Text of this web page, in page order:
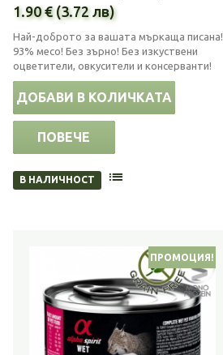
1.90 € (3.72 лв)
Най-доброто за вашата мъркаща писана!
93% месо! Без зърно! Без изкуствени
оцветители, овкусители и консерванти!
ДОБАВИ В КОЛИЧКАТА
ПОВЕЧЕ
В НАЛИЧНОСТ
ПРОМОЦИЯ!